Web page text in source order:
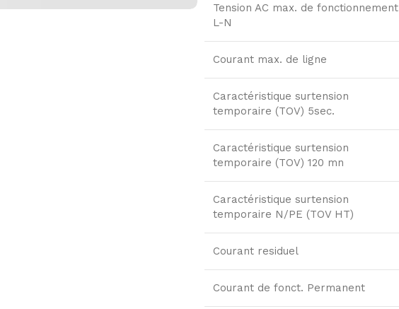
Tension AC max. de fonctionnement
L-N
Courant max. de ligne
Caractéristique surtension
temporaire (TOV) 5sec.
Caractéristique surtension
temporaire (TOV) 120 mn
Caractéristique surtension
temporaire N/PE (TOV HT)
Courant residuel
Courant de fonct. Permanent